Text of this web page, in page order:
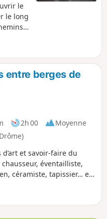
le
le long
et
à
entre berges de
2h 00
Moyenne
et savoir-faire du
éventailliste,
céramiste, tapissier… et
de l’Isère.